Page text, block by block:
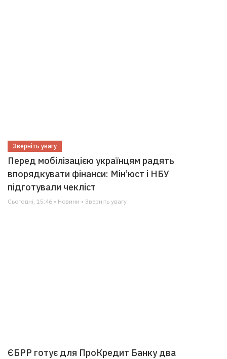
Зверніть увагу
Перед мобілізацією українцям радять
впорядкувати фінанси: Мін’юст і НБУ
підготували чекліст
Сьогодні, 15:46 • Новини • Зверніть увагу
ЄБРР готує для ПроКредит Банку два